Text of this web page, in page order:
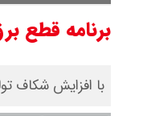
برنامه قطع برق
با افزایش شکاف